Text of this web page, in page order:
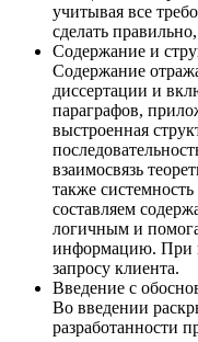
учитывая все
сделать
Содержание и
Содержание
диссертации и
параграфов,
выстроенная
взаимосвязь
также
составляем
логичным и
информацию. При
запросу клиента.
Введение с
Во введении
разработанности